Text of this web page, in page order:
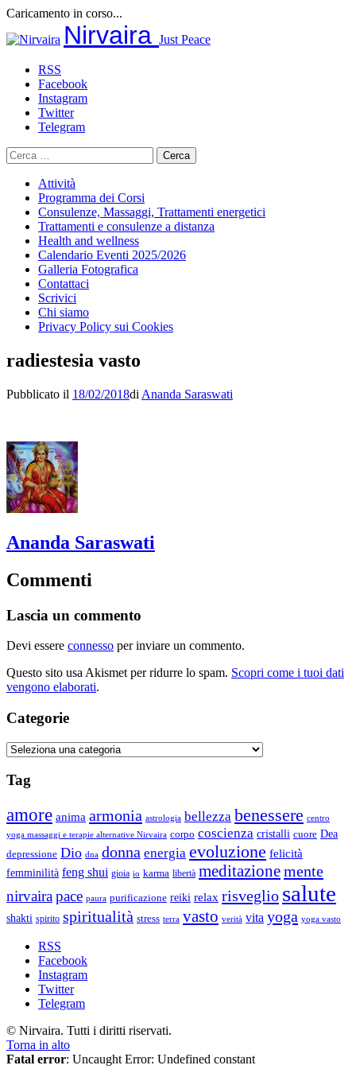
Caricamento in corso...
al
Nirvaira Just Peace
RSS
Facebook
Instagram
Twitter
Telegram
Ricerca
per:
Attività
Programma dei Corsi
Consulenze, Massaggi, Trattamenti energetici
Trattamenti e consulenze a distanza
Health and wellness
Calendario Eventi 2025/2026
Galleria Fotografica
Contattaci
Scrivici
Chi siamo
Privacy Policy sui Cookies
radiestesia vasto
Pubblicato il 18/02/2018di Ananda Saraswati
Ananda Saraswati
Commenti
Lascia un commento
Devi essere connesso per inviare un commento.
Questo sito usa Akismet per ridurre lo spam. Scopri come i tuoi dati
vengono elaborati.
Categorie
Categorie
Tag
amore anima armonia astrologia bellezza benessere centro
yoga massaggi e terapie alternative Nirvaira corpo coscienza cristalli cuore Dea
depressione Dio dna donna energia evoluzione felicità
femminilità feng shui gioia io karma libertà meditazionemente
nirvairapace paura purificazione reiki relax risveglio salute
shakti spirito spiritualità stress terra vasto verità vita yoga yoga vasto
RSS
Facebook
Instagram
Twitter
Telegram
© Nirvaira. Tutti i diritti riservati.
Torna in alto
Fatal error: Uncaught Error: Undefined constant